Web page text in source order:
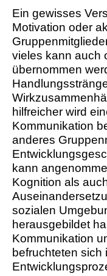
Ein gewisses
Motivation oder
vieles kann auch
übernommen
hilfreicher wird
Kommunikation
anderes
kann
Kognition als
sozialen
herausgebildet
Kommunikation
befruchteten sich